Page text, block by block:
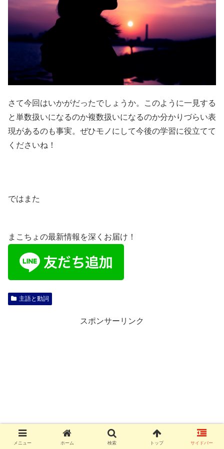
さて今回はいかがだったでしょうか。このように一見する
と単数扱いになるのか複数扱いになるのか分かりづらい表
現があるのも事実。ぜひモノにして今後の学習に役立てて
くださいね！
ではまた
まこちょの最新情報を深くお届け！
主語と動詞
スポンサーリンク
メニュー ホーム 検索 トップ サイドバー